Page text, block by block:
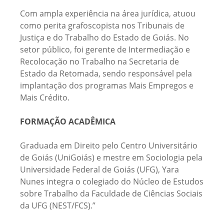
Com ampla experiência na área jurídica, atuou
como perita grafoscopista nos Tribunais de
Justiça e do Trabalho do Estado de Goiás. No
setor público, foi gerente de Intermediação e
Recolocação no Trabalho na Secretaria de
Estado da Retomada, sendo responsável pela
implantação dos programas Mais Empregos e
Mais Crédito.
FORMAÇÃO ACADÊMICA
Graduada em Direito pelo Centro Universitário
de Goiás (UniGoiás) e mestre em Sociologia pela
Universidade Federal de Goiás (UFG), Yara
Nunes integra o colegiado do Núcleo de Estudos
sobre Trabalho da Faculdade de Ciências Sociais
da UFG (NEST/FCS).”